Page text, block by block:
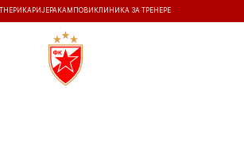
КАРИЈЕРА КАМПОВИ КЛИНИКА ЗА ТРЕНЕРЕ